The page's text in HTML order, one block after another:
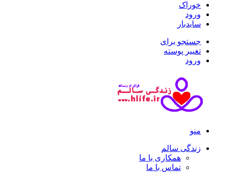
خوراک
ورود
سایدبار
جستجو برای
تغییر پوسته
ورود
منو
زندگی سالم
همکاری با ما
تماس با ما